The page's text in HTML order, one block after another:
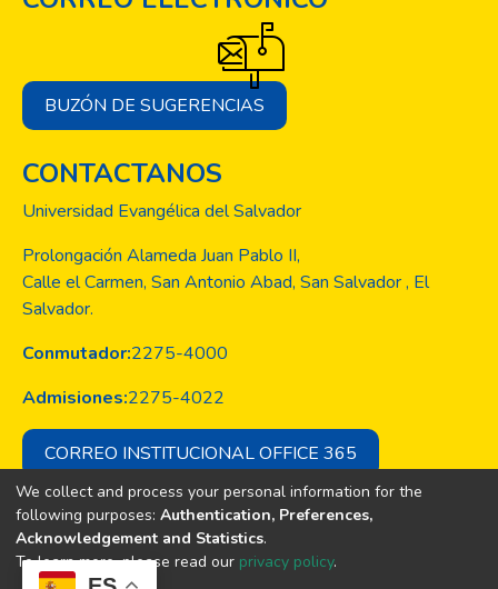
BUZÓN DE SUGERENCIAS
CONTACTANOS
Universidad Evangélica del Salvador
Prolongación Alameda Juan Pablo II,
Calle el Carmen, San Antonio Abad, San Salvador , El
Salvador.
Conmutador:2275-4000
Admisiones:2275-4022
CORREO INSTITUCIONAL OFFICE 365
Copyright © Todos los derechos son
de la Universidad Evangélica de El
We collect and process your personal information for the
following purposes: Authentication, Preferences,
Acknowledgement and Statistics.
To learn more, please read our privacy policy.